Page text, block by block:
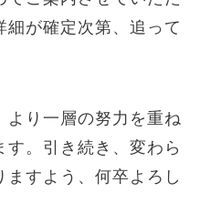
細が確定次第、追って
より一層の努力を重ね
。引き続き、変わら
すよう、何卒よろし